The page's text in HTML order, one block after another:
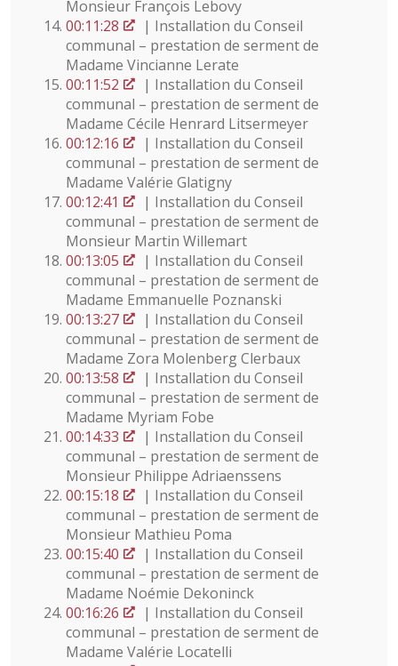
Monsieur François Lebovy
00:11:28
| Installation du Conseil
communal – prestation de serment de
Madame Vincianne Lerate
00:11:52
| Installation du Conseil
communal – prestation de serment de
Madame Cécile Henrard Litsermeyer
00:12:16
| Installation du Conseil
communal – prestation de serment de
Madame Valérie Glatigny
00:12:41
| Installation du Conseil
communal – prestation de serment de
Monsieur Martin Willemart
00:13:05
| Installation du Conseil
communal – prestation de serment de
Madame Emmanuelle Poznanski
00:13:27
| Installation du Conseil
communal – prestation de serment de
Madame Zora Molenberg Clerbaux
00:13:58
| Installation du Conseil
communal – prestation de serment de
Madame Myriam Fobe
00:14:33
| Installation du Conseil
communal – prestation de serment de
Monsieur Philippe Adriaenssens
00:15:18
| Installation du Conseil
communal – prestation de serment de
Monsieur Mathieu Poma
00:15:40
| Installation du Conseil
communal – prestation de serment de
Madame Noémie Dekoninck
00:16:26
| Installation du Conseil
communal – prestation de serment de
Madame Valérie Locatelli